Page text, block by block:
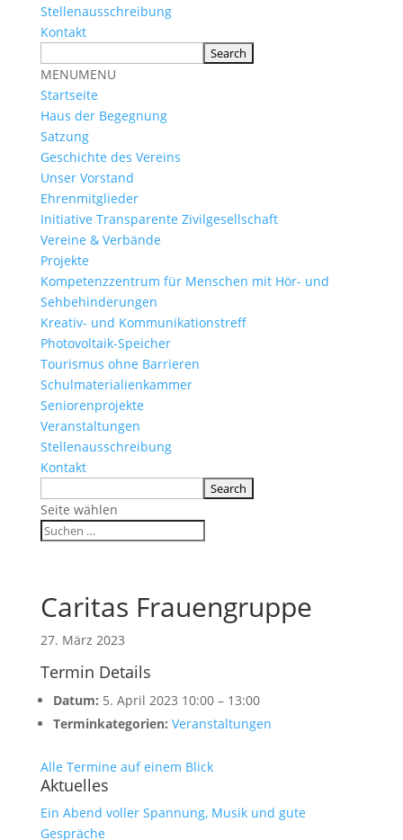
Stellenausschreibung
Kontakt
MENUMENU
Startseite
Haus der Begegnung
Satzung
Geschichte des Vereins
Unser Vorstand
Ehrenmitglieder
Initiative Transparente Zivilgesellschaft
Vereine & Verbände
Projekte
Kompetenzzentrum für Menschen mit Hör- und
Sehbehinderungen
Kreativ- und Kommunikationstreff
Photovoltaik-Speicher
Tourismus ohne Barrieren
Schulmaterialienkammer
Seniorenprojekte
Veranstaltungen
Stellenausschreibung
Kontakt
Seite wählen
Caritas Frauengruppe
27. März 2023
Termin Details
Datum: 5. April 2023 10:00– 13:00
Terminkategorien: Veranstaltungen
Alle Termine auf einem Blick
Aktuelles
Ein Abend voller Spannung, Musik und gute
Gespräche